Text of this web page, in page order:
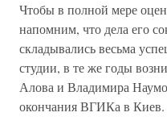
Чтобы в полной мере
напомним, что дела его
складывались весьма
студии, в те же годы
Алова и Владимира
окончания ВГИКа в Киев.